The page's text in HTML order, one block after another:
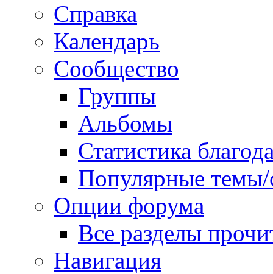
Справка
Календарь
Сообщество
Группы
Альбомы
Статистика
Популярные
Опции форума
Все разделы
Навигация